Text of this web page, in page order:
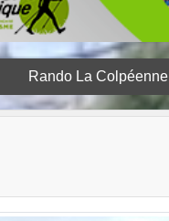
Rando La Colpéenne